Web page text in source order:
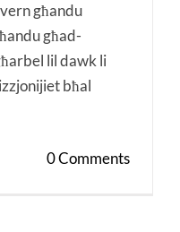
għandu
għad-
lil dawk li
bħal
0 Comments